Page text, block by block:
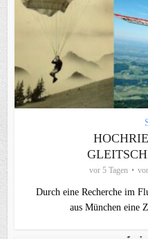
vor 5 Tagen
Durch eine Recherche im
aus München eine